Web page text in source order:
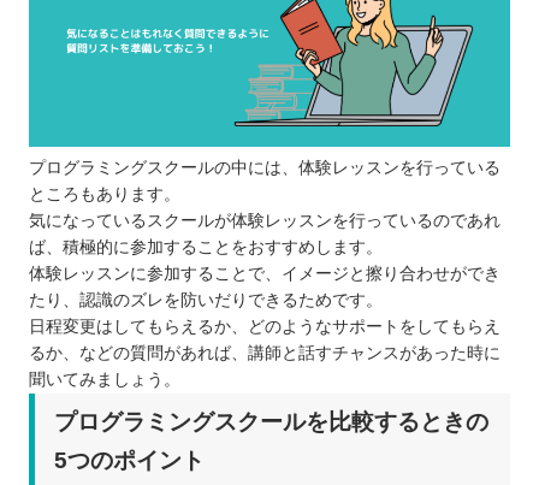
プログラミングスクールの中には、体験レッスンを行っている
ところもあります。
気になっているスクールが体験レッスンを行っているのであれ
ば、積極的に参加することをおすすめします。
体験レッスンに参加することで、イメージと擦り合わせができ
たり、認識のズレを防いだりできるためです。
日程変更はしてもらえるか、どのようなサポートをしてもらえ
るか、などの質問があれば、講師と話すチャンスがあった時に
聞いてみましょう。
プログラミングスクールを比較するときの
5つのポイント